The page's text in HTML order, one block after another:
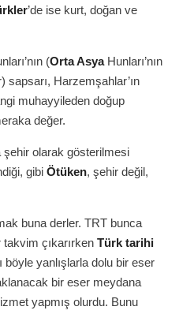
’de ise kurt, doğan ve
(Orta AsyaHunları’nın
sapsarı, Harzemşahlar’ın
muhayyileden doğup
değer.
şehir olarak gösterilmesi
gibi Ötüken, şehir değil,
buna derler. TRT bunca
çıkarırken Türk tarihi
böyle yanlışlarla dolu bir eser
bir eser meydana
yapmış olurdu. Bunu